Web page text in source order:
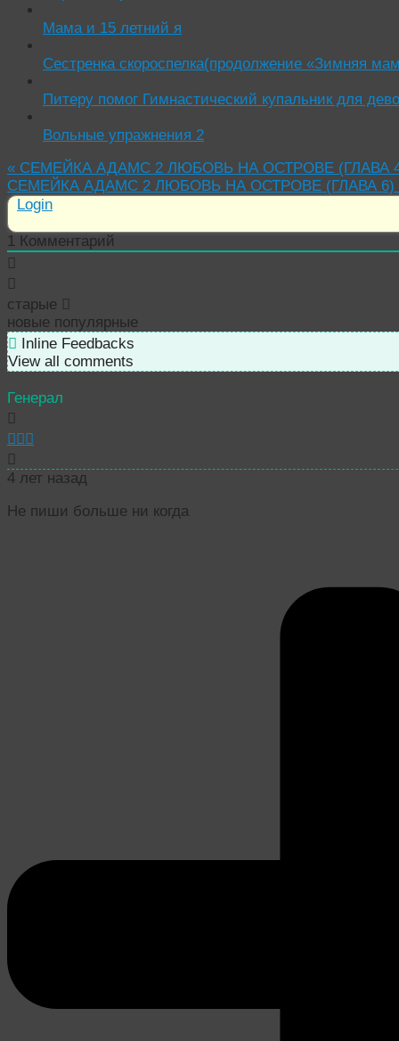
Мама и 15 летний я
Сестренка скороспелка(продолжение «Зимняя
Питеру помог Гимнастический купальник для
Вольные упражнения 2
« СЕМЕЙКА АДАМС 2 ЛЮБОВЬ НА ОСТРОВЕ (ГЛАВА
СЕМЕЙКА АДАМС 2 ЛЮБОВЬ НА ОСТРОВЕ (ГЛАВА 6)
Login
1 Комментарий
старые
новые популярные
Inline Feedbacks
View all comments
Генерал
4 лет назад
Не пиши больше ни когда